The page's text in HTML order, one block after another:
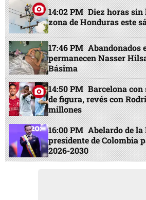
14:02 PM Diez horas
zona de Honduras este
17:46 PM Abandonados
permanecen Nasser
Básima
14:50 PM Barcelona
de figura, revés con
millones
16:00 PM Abelardo de
presidente de Colombia
2026-2030